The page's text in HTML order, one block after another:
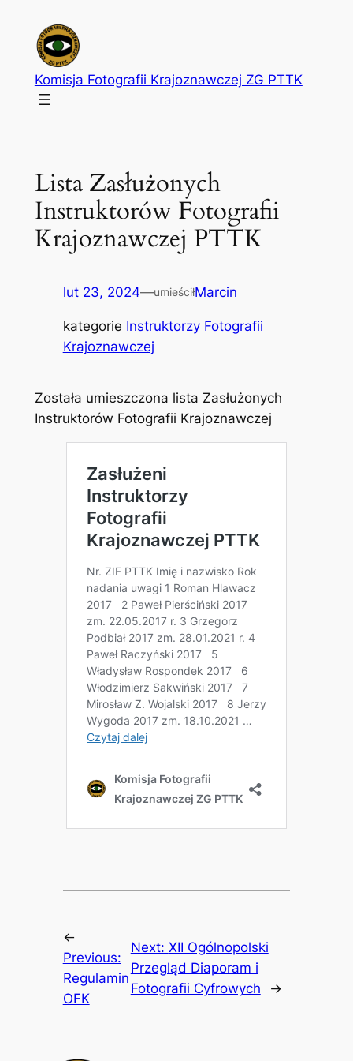
treści
Komisja Fotografii Krajoznawczej ZG PTTK
Lista Zasłużonych
Instruktorów Fotografii
Krajoznawczej PTTK
lut 23, 2024—umieściłMarcin
kategorie Instruktorzy Fotografii
Krajoznawczej
Została umieszczona lista Zasłużonych
Instruktorów Fotografii Krajoznawczej
←
Previous:
Regulamin
OFK
Next: XII Ogólnopolski
Przegląd Diaporam i
Fotografii Cyfrowych
→